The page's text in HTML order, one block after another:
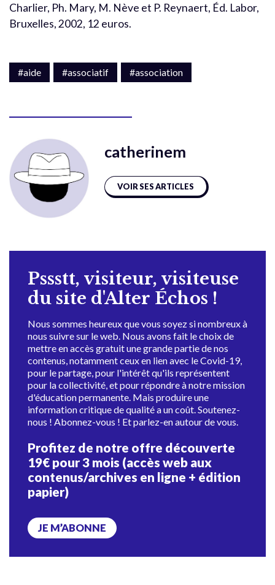
Charlier, Ph. Mary, M. Nève et P. Reynaert, Éd. Labor,
Bruxelles, 2002, 12 euros.
#aide #associatif #association
catherinem
VOIR SES ARTICLES
Pssstt, visiteur, visiteuse
du site d'Alter Échos !
Nous sommes heureux que vous soyez si nombreux à
nous suivre sur le web. Nous avons fait le choix de
mettre en accès gratuit une grande partie de nos
contenus, notamment ceux en lien avec le Covid-19,
pour le partage, pour l'intérêt qu'ils représentent
pour la collectivité, et pour répondre à notre mission
d'éducation permanente. Mais produire une
information critique de qualité a un coût. Soutenez-
nous ! Abonnez-vous ! Et parlez-en autour de vous.
Profitez de notre offre découverte
19€ pour 3 mois (accès web aux
contenus/archives en ligne + édition
papier)
JE M’ABONNE